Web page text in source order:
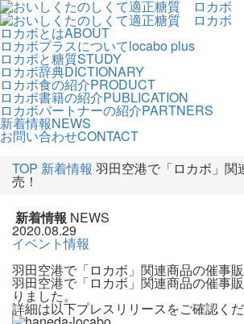
ロカボとはABOUT
ロカボプラスについてlocabo plus
ロカボと糖質STUDY
ロカボ辞典DICTIONARY
ロカボ食の紹介PRODUCT
ロカボ書籍の紹介PUBLICATION
ロカボパートナーの紹介PARTNERS
新着情報NEWS
お問い合わせCONTACT
TOP 新着情報 羽田空港で「ロカボ」関
売！
新着情報 NEWS
2020.08.29
イベント情報
羽田空港で「ロカボ」関連商品の催事販
羽田空港で「ロカボ」関連商品の催事
りました。
詳細は以下プレスリリースをご確認くだ